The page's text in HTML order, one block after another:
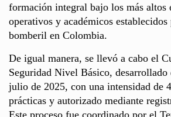
formación integral bajo los más altos
operativos y académicos
bomberil en Colombia.
De igual manera, se llevó a cabo el
Seguridad Nivel Básico,
julio de 2025, con una intensidad de
prácticas y autorizado mediante